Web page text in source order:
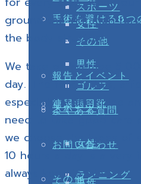
女性
男性
糖尿病用靴
女性
ゴルフ
ランニング
手術を避ける8つ
スポーツ
スポーツ
その他
報告とイベント
よくある質問
お問い合わせ
その他
ground the vibration
the body structure.
We take on average
day. The force, thus,
especially at the spine
need to take good care
we choose the types of
10 hours a day is a very
always keep in mind.